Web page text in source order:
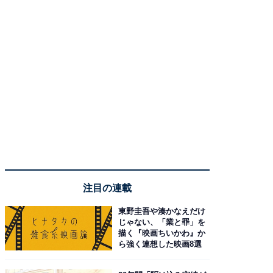
注目の連載
東野圭吾や湊かなえだけ
じゃない、「業と罪」を
描く『映画ちいかわ』か
ら強く連想した映画8選